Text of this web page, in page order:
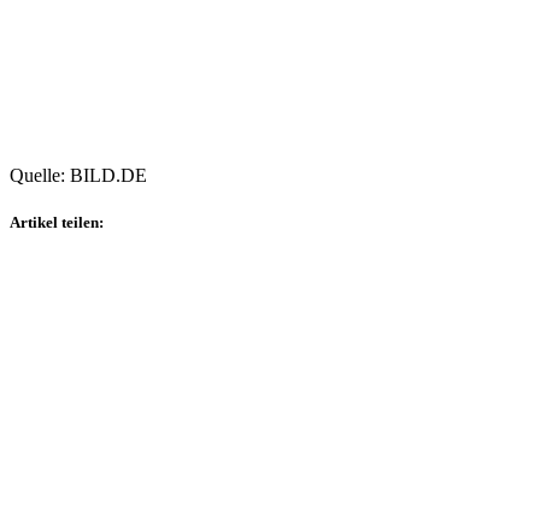
Quelle: BILD.DE
Artikel teilen: